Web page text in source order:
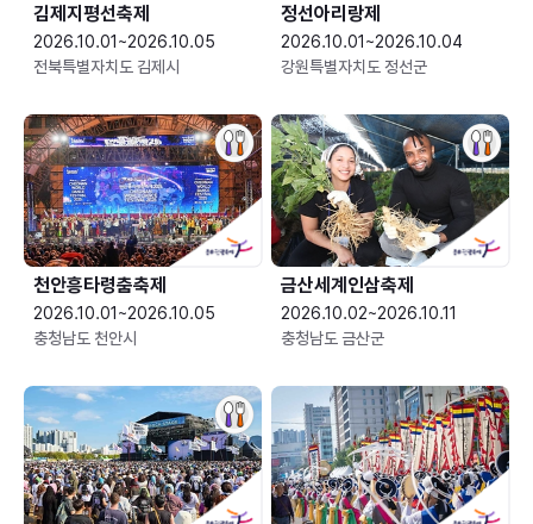
김제지평선축제
2026.10.01~2026.10.05
전북특별자치도 김제시
정선아리랑제
2026.10.01~2026.10.04
강원특별자치도 정선군
천안흥타령춤축제
2026.10.01~2026.10.05
충청남도 천안시
금산세계인삼축제
2026.10.02~2026.10.11
충청남도 금산군